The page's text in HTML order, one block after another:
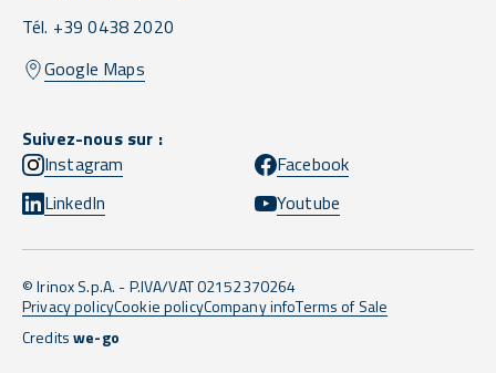
Tél. +39 0438 2020
Google Maps
Suivez-nous sur :
Instagram
Facebook
LinkedIn
Youtube
© Irinox S.p.A. - P.IVA/VAT 02152370264
Privacy policyCookie policyCompany infoTerms of Sale
Creditswe-go